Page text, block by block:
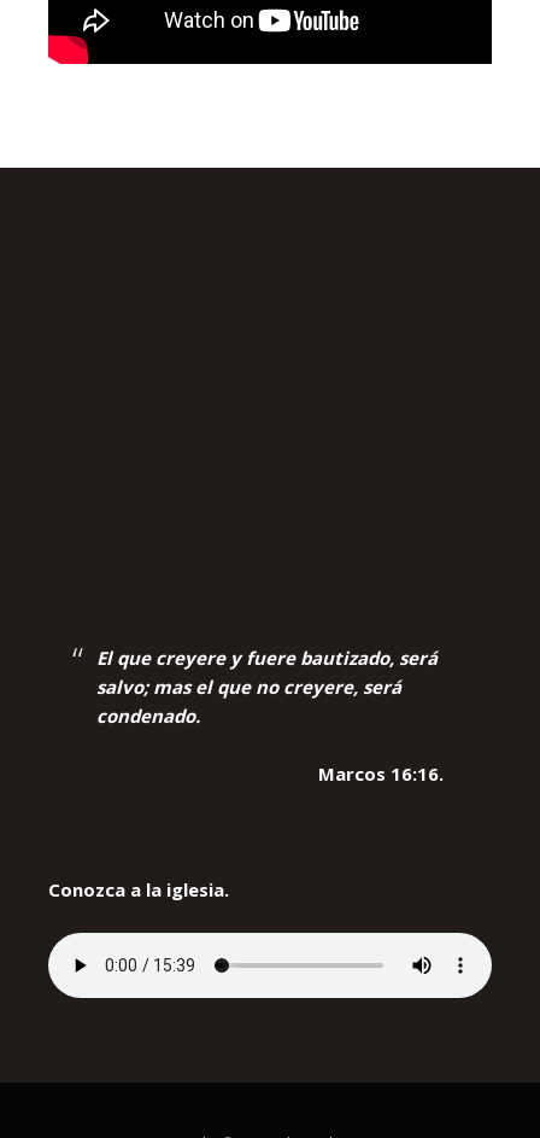
El que creyere y fuere bautizado, será
salvo; mas el que no creyere, será
condenado.
Marcos 16:16.
Conozca a la iglesia.